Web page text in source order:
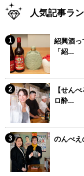
人気記事ラ
紹興酒
「紹...
【せん
ロ酔...
のんべえ